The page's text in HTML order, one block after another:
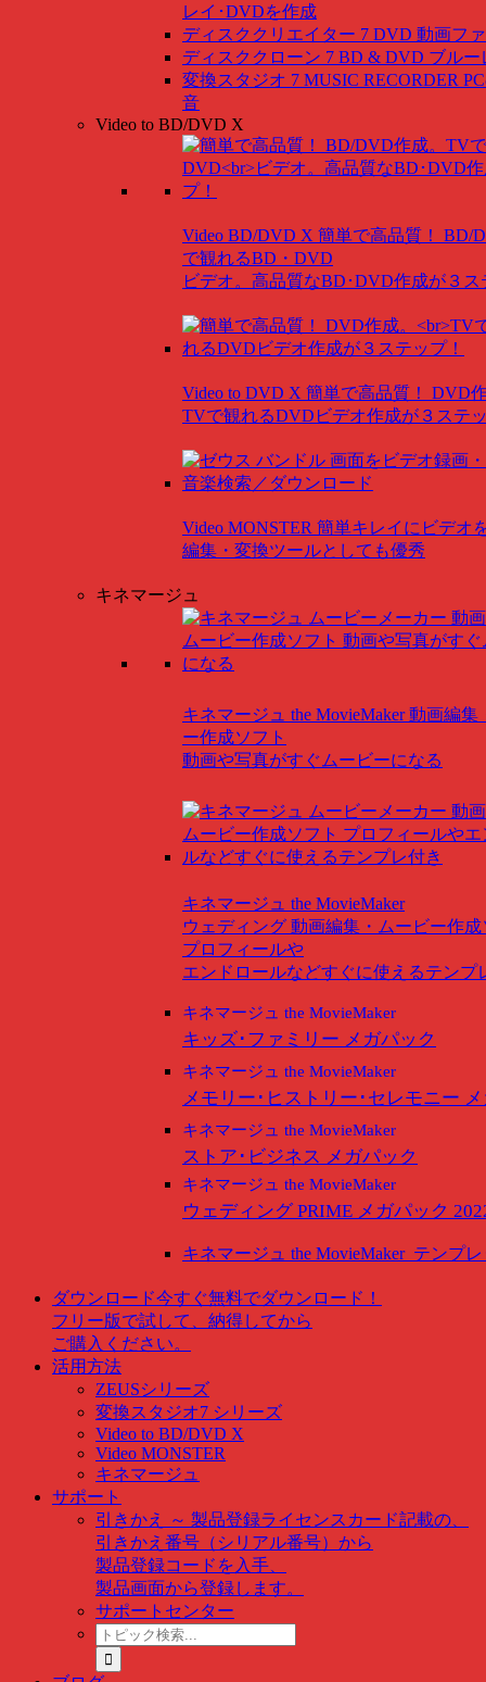
レイ･DVDを作成
ディスククリエイター 7 DVD 動画フ
ディスククローン 7 BD & DVD ブルー
変換スタジオ 7 MUSIC RECORDER
音
Video to BD/DVD X
Video BD/DVD X 簡単で高品質！ BD/
で観れるBD・DVD
ビデオ。高品質なBD･DVD作成が３ス
Video to DVD X 簡単で高品質！ DVD
TVで観れるDVDビデオ作成が３ステ
Video MONSTER 簡単キレイにビデオ
編集・変換ツールとしても優秀
キネマージュ
キネマージュ the MovieMaker 動画編集
ー作成ソフト
動画や写真がすぐムービーになる
キネマージュ the MovieMaker
ウェディング 動画編集・ムービー作成
プロフィールや
エンドロールなどすぐに使えるテンプ
キネマージュ the MovieMaker
キッズ･ファミリー メガパック
キネマージュ the MovieMaker
メモリー･ヒストリー･セレモニー
キネマージュ the MovieMaker
ストア･ビジネス メガパック
キネマージュ the MovieMaker
ウェディング PRIME メガパック
キネマージュ the MovieMakerテンプ
ダウンロード今すぐ無料でダウンロード！
フリー版で試して、納得してから
ご購入ください。
活用方法
ZEUSシリーズ
変換スタジオ7 シリーズ
Video to BD/DVD X
Video MONSTER
キネマージュ
サポート
引きかえ ～ 製品登録ライセンスカード記載の、
引きかえ番号（シリアル番号）から
製品登録コードを入手、
製品画面から登録します。
サポートセンター
ト
ピ
ッ